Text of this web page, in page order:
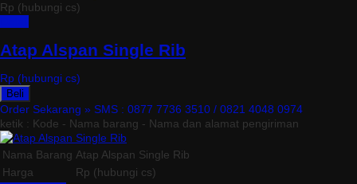
Rp (hubungi cs)
Atap Alspan Single Rib
Rp (hubungi cs)
Beli
Order Sekarang » SMS : 0877 7736 3510 / 0821 4048 0974
ketik : Kode - Nama barang - Nama dan alamat pengiriman
Nama Barang Atap Alspan Single Rib
Harga
Rp (hubungi cs)